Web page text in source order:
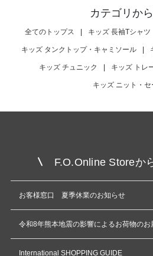
カテゴリか
全てのトップス | キッズ 長袖Tシャツ
キッズ タンクトップ・キャミソール |
キッズ チュニック | キッズ トレ
キッズ ニット・セ
F.O.Online Storeか
お客様窓口 夏季休業のお知らせ
令和8年熊本地震の影響によるお荷物のお
International SHOPPING GUIDE